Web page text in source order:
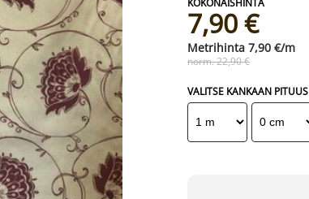
7,90 €
7,90 €/m
norm. 22,90 €
VALITSE KANKAAN PITUUS